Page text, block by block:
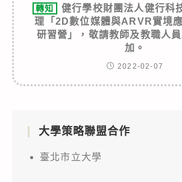
轉知
健行學校財團法人健行科
理「2D數位媒體與ARVR實境
研習營」，敬請教師及教職人
加。
2022-02-07
大學策略聯盟合作
臺北市立大學